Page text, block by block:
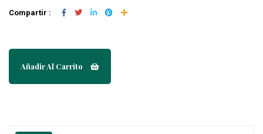
Compartir :
Añadir Al Carrito